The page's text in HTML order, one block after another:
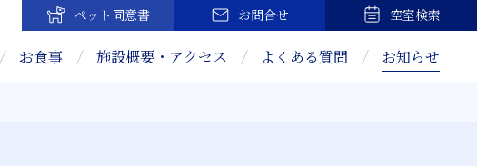
ペット 同意書 お問合せ 空室検索
お食事 施設概要・アクセス よくある質問 お知らせ